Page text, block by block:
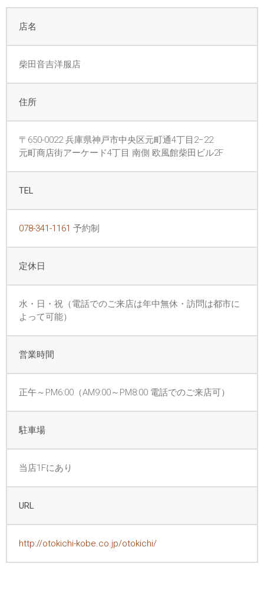
店名
柴田音吉洋服店
住所
〒650-0022 兵庫県神戸市中央区元町通4丁目2−22
元町商店街アーケード4丁目 南側 欧風館柴田ビル2F
TEL
078-341-1161 予約制
定休日
水・日・祝（電話でのご来店は年中無休・訪問は都市に
よって可能）
営業時間
正午～PM6:00（AM9:00～PM8:00 電話でのご来店可）
駐車場
当店1Fにあり
URL
http://otokichi-kobe.co.jp/otokichi/